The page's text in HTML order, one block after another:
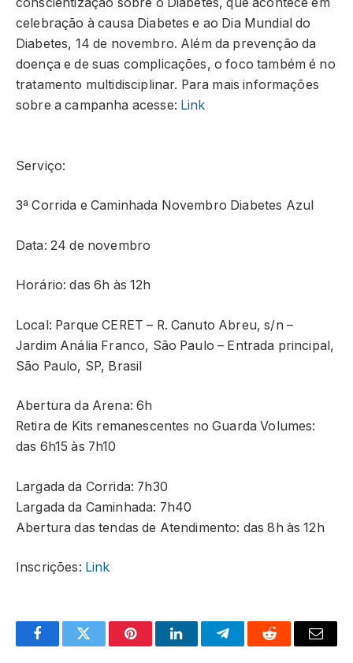
celebração à causa Diabetes e ao Dia Mundial do
Diabetes, 14 de novembro. Além da prevenção da
doença e de suas complicações, o foco também é no
tratamento multidisciplinar. Para mais informações
sobre a campanha acesse: Link
Serviço:
3ª Corrida e Caminhada Novembro Diabetes Azul
Data: 24 de novembro
Horário: das 6h às 12h
Local: Parque CERET – R. Canuto Abreu, s/n –
Jardim Anália Franco, São Paulo – Entrada principal,
São Paulo, SP, Brasil
Abertura da Arena: 6h
Retira de Kits remanescentes no Guarda Volumes:
das 6h15 às 7h10
Largada da Corrida: 7h30
Largada da Caminhada: 7h40
Abertura das tendas de Atendimento: das 8h às 12h
Inscrições: Link
FacebookTwitter PinterestLinkedInTelegramReddit Email